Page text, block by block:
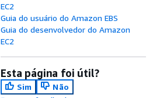
EC2
Guia do usuário do Amazon EBS
Guia do desenvolvedor do Amazon
EC2
Esta página foi útil?
Sim
Não